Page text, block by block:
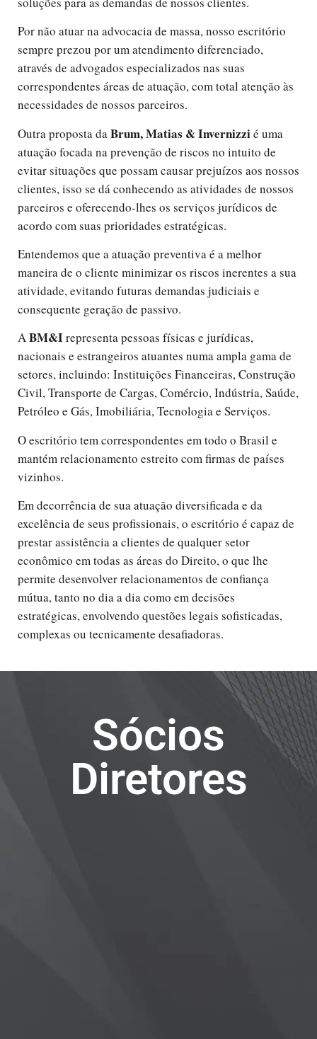
Por não atuar na advocacia de massa, nosso escritório
sempre prezou por um atendimento diferenciado,
através de advogados especializados nas suas
correspondentes áreas de atuação, com total atenção às
necessidades de nossos parceiros.
Outra proposta da Brum, Matias & Invernizzi é uma
atuação focada na prevenção de riscos no intuito de
evitar situações que possam causar prejuízos aos nossos
clientes, isso se dá conhecendo as atividades de nossos
parceiros e oferecendo-lhes os serviços jurídicos de
acordo com suas prioridades estratégicas.
Entendemos que a atuação preventiva é a melhor
maneira de o cliente minimizar os riscos inerentes a sua
atividade, evitando futuras demandas judiciais e
consequente geração de passivo.
A BM&I representa pessoas físicas e jurídicas,
nacionais e estrangeiros atuantes numa ampla gama de
setores, incluindo: Instituições Financeiras, Construção
Civil, Transporte de Cargas, Comércio, Indústria, Saúde,
Petróleo e Gás, Imobiliária, Tecnologia e Serviços.
O escritório tem correspondentes em todo o Brasil e
mantém relacionamento estreito com firmas de países
vizinhos.
Em decorrência de sua atuação diversificada e da
excelência de seus profissionais, o escritório é capaz de
prestar assistência a clientes de qualquer setor
econômico em todas as áreas do Direito, o que lhe
permite desenvolver relacionamentos de confiança
mútua, tanto no dia a dia como em decisões
estratégicas, envolvendo questões legais sofisticadas,
complexas ou tecnicamente desafiadoras.
Sócios
Diretores